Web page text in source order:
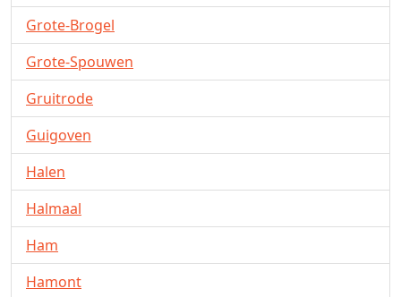
Grote-Brogel
Grote-Spouwen
Gruitrode
Guigoven
Halen
Halmaal
Ham
Hamont